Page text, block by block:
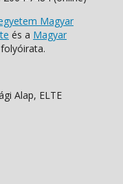
Magyar
és a Magyar
Alap, ELTE